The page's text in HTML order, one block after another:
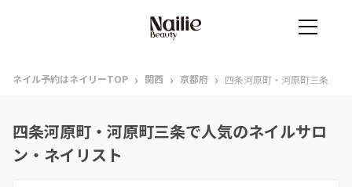
ネイル予約はネイリーTOP › 関西 › 京都府 › 四条河原町・河原町三条
四条河原町・河原町三条で人気のネイルサロ
ン・ネイリスト